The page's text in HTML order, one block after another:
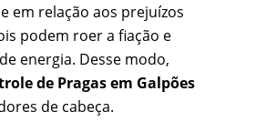
em relação aos prejuízos
podem roer a fiação e
energia. Desse modo,
de Pragas em Galpões
de cabeça.